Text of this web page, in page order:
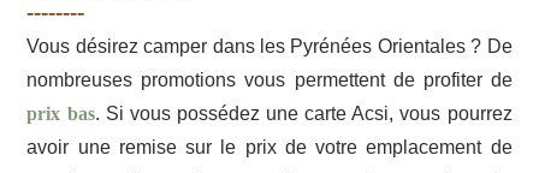
Vous désirez camper dans les Pyrénées Orientales ? De
nombreuses promotions vous permettent de profiter de
prix bas. Si vous possédez une carte Acsi, vous pourrez
avoir une remise sur le prix de votre emplacement de